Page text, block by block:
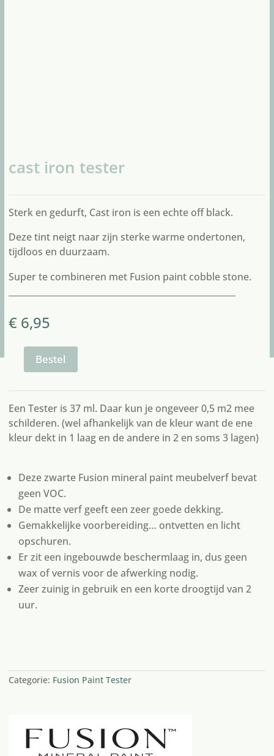
cast iron tester
Sterk en gedurft, Cast iron is een echte off black.
Deze tint neigt naar zijn sterke warme ondertonen,
tijdloos en duurzaam.
Super te combineren met Fusion paint cobble stone.
€6,95
iron
Bestel
Een Tester is 37 ml. Daar kun je ongeveer 0,5 m2 mee
schilderen. (wel afhankelijk van de kleur want de ene
kleur dekt in 1 laag en de andere in 2 en soms 3 lagen)
Deze zwarte Fusion mineral paint meubelverf bevat
geen VOC.
De matte verf geeft een zeer goede dekking.
Gemakkelijke voorbereiding… ontvetten en licht
opschuren.
Er zit een ingebouwde beschermlaag in, dus geen
wax of vernis voor de afwerking nodig.
Zeer zuinig in gebruik en een korte droogtijd van 2
uur.
Categorie: Fusion Paint Tester